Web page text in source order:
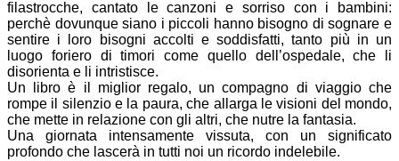
filastrocche, cantato le canzoni e sorriso con i bambini:
perchè dovunque siano i piccoli hanno bisogno di sognare e
sentire i loro bisogni accolti e soddisfatti, tanto più in un
luogo foriero di timori come quello dell’ospedale, che li
disorienta e li intristisce.
Un libro è il miglior regalo, un compagno di viaggio che
rompe il silenzio e la paura, che allarga le visioni del mondo,
che mette in relazione con gli altri, che nutre la fantasia.
Una giornata intensamente vissuta, con un significato
profondo che lascerà in tutti noi un ricordo indelebile.